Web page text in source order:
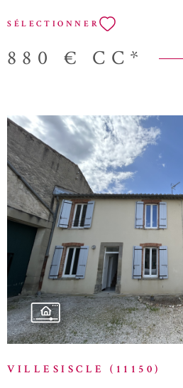
SÉLECTIONNER
880 € CC*
VILLESISCLE (11150)